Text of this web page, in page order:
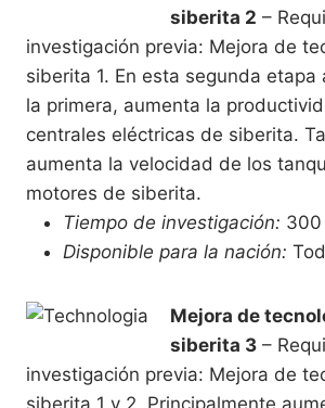
siberita 2 –
investigación previa: Mejora de
siberita 1. En esta segunda etapa
la primera, aumenta la
centrales eléctricas de siberita.
aumenta la velocidad de los
motores de siberita.
Tiempo de investigación: 300
Disponible para la nación:
Mejora de
siberita 3 –
investigación previa: Mejora de
siberita 1 y 2. Principalmente